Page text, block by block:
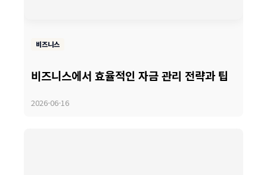
비즈니스
비즈니스에서 효율적인 자금 관리 전략과 팁
2026-06-16